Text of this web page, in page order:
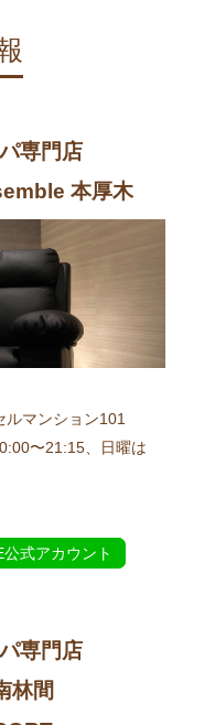
専門店
本厚木
マンション101
〜21:15、日曜は
公式アカウント
専門店
林間